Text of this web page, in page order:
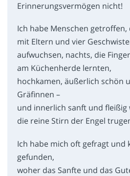
Erinnerungsvermögen nicht!
Ich habe Menschen getroffen,
mit Eltern und vier
aufwuchsen, nachts, die
am Küchenherde lernten,
hochkamen, äußerlich schön
Gräfinnen –
und innerlich sanft und fleißig
die reine Stirn der Engel
Ich habe mich oft gefragt und
gefunden,
woher das Sanfte und das